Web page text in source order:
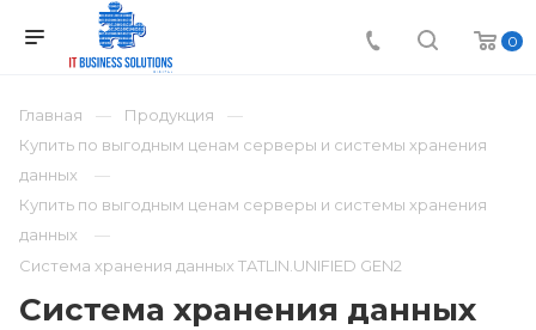
0
Главная
Продукция
Купить по выгодным ценам серверы и системы хранения
данных
Купить по выгодным ценам серверы и системы хранения
данных
Система хранения данных TATLIN.UNIFIED GEN2
Система хранения данных